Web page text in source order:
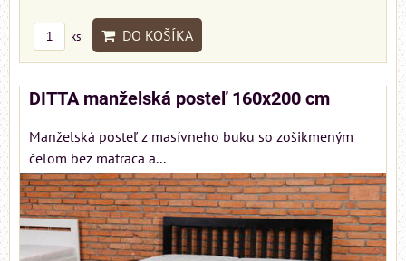
ks DO KOŠÍKA
DITTA manželská posteľ 160x200 cm
Manželská posteľ z masívneho buku so zošikmeným
čelom bez matraca a...